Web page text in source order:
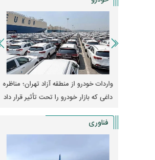
واردات خودرو از منطقه آزاد تهران؛ مناظره
داغی که بازار خودرو را تحت تأثیر قرار داد
فناوری